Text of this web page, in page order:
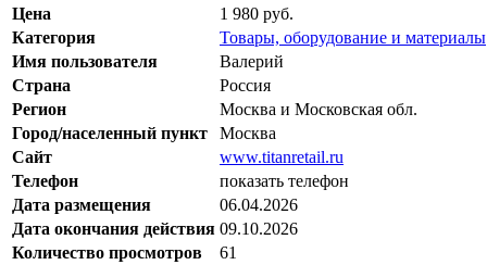
Цена
1 980 руб.
Категория
Товары, оборудование и материалы
Имя пользователя
Валерий
Страна
Россия
Регион
Москва и Московская обл.
Город/населенный пункт
Москва
Сайт
www.titanretail.ru
Телефон
показать телефон
Дата размещения
06.04.2026
Дата окончания действия 09.10.2026
Количество просмотров
61